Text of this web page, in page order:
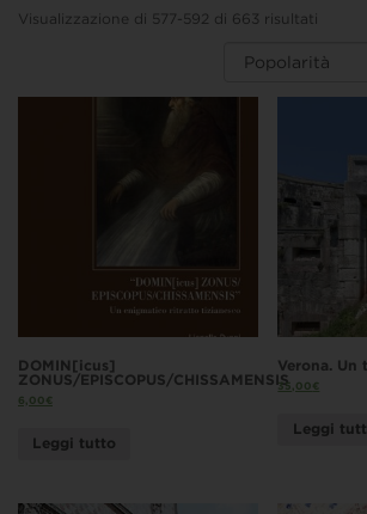
Visualizzazione di 577-592 di 663 risultati
DOMIN[icus]
ZONUS/EPISCOPUS/CHISSAMENSIS
6,00€
Leggi tutto
Verona.
35,00€
Leggi